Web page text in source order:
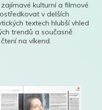
kulturní a filmové
v delších
textech hlubší vhled
trendů a současně
na víkend.